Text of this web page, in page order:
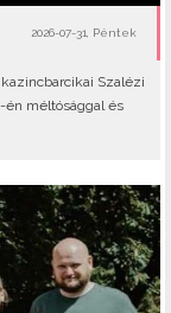
2026-07-31, Péntek
Szalézi
méltósággal és